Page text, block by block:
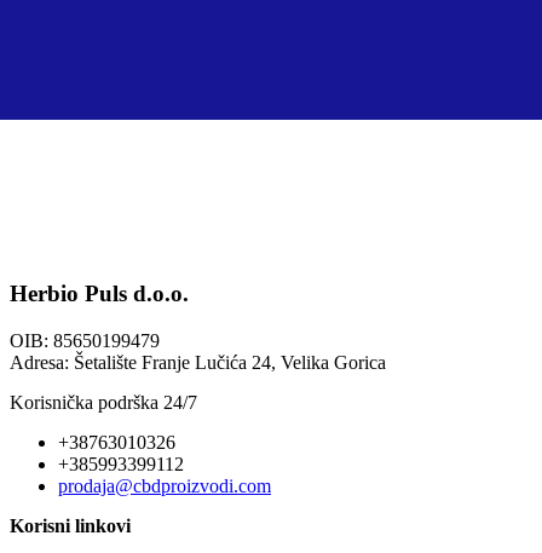
Herbio Puls d.o.o.
OIB: 85650199479
Adresa: Šetalište Franje Lučića 24, Velika Gorica
Korisnička podrška 24/7
+38763010326
+385993399112
prodaja@cbdproizvodi.com
Korisni linkovi